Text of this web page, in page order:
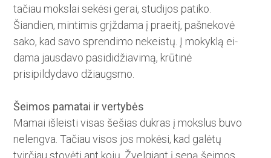
tačiau mokslai sekėsi gerai, studijos patiko.
Šiandien, mintimis grįždama į praeitį, pašnekovė
sako, kad savo sprendimo nekeistų. Į mokyklą ei­
dama jausdavo pasididžiavimą, krūtinė
prisipildydavo džiaugsmo.
Šeimos pamatai ir vertybės
Mamai išleisti visas šešias dukras į mokslus buvo
nelengva. Tačiau visos jos mokėsi, kad galėtų